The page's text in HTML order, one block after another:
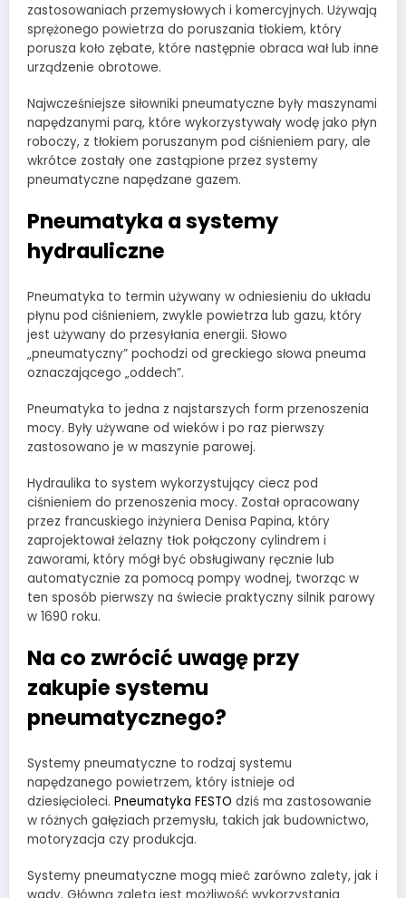
zastosowaniach przemysłowych i komercyjnych. Używają
sprężonego powietrza do poruszania tłokiem, który
porusza koło zębate, które następnie obraca wał lub inne
urządzenie obrotowe.
Najwcześniejsze siłowniki pneumatyczne były maszynami
napędzanymi parą, które wykorzystywały wodę jako płyn
roboczy, z tłokiem poruszanym pod ciśnieniem pary, ale
wkrótce zostały one zastąpione przez systemy
pneumatyczne napędzane gazem.
Pneumatyka a systemy
hydrauliczne
Pneumatyka to termin używany w odniesieniu do układu
płynu pod ciśnieniem, zwykle powietrza lub gazu, który
jest używany do przesyłania energii. Słowo
„pneumatyczny” pochodzi od greckiego słowa pneuma
oznaczającego „oddech”.
Pneumatyka to jedna z najstarszych form przenoszenia
mocy. Były używane od wieków i po raz pierwszy
zastosowano je w maszynie parowej.
Hydraulika to system wykorzystujący ciecz pod
ciśnieniem do przenoszenia mocy. Został opracowany
przez francuskiego inżyniera Denisa Papina, który
zaprojektował żelazny tłok połączony cylindrem i
zaworami, który mógł być obsługiwany ręcznie lub
automatycznie za pomocą pompy wodnej, tworząc w
ten sposób pierwszy na świecie praktyczny silnik parowy
w 1690 roku.
Na co zwrócić uwagę przy
zakupie systemu
pneumatycznego?
Systemy pneumatyczne to rodzaj systemu
napędzanego powietrzem, który istnieje od
dziesięcioleci. Pneumatyka FESTO dziś ma zastosowanie
w różnych gałęziach przemysłu, takich jak budownictwo,
motoryzacja czy produkcja.
Systemy pneumatyczne mogą mieć zarówno zalety, jak i